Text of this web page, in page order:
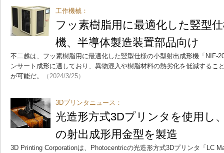
工作機械：
フッ素樹脂用に最適化した竪型
機、半導体製造装置部品向け
不二越は、フッ素樹脂用に最適化した竪型仕様の小型射出成形機「NIF-
ンサート成形に適しており、異物混入や樹脂材料の熱劣化を低減するこ
が可能だ。
（2024/3/25）
3Dプリンタニュース：
光造形方式3Dプリンタを使用し
の射出成形用金型を製造
3D Printing Corporationは、Photocentricの光造形方式3Dプリンタ「LC